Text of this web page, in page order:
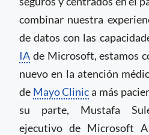
combinar nuestra
de datos con las
IA de Microsoft, estamos
nuevo en la atención
de Mayo Clinica más
su parte, Mustafa
ejecutivo de Microsoft